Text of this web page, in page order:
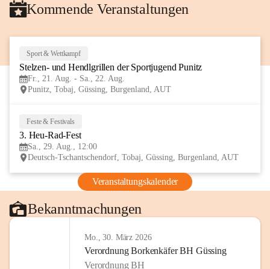
Kommende Veranstaltungen
Sport & Wettkampf
Stelzen- und Hendlgrillen der Sportjugend Punitz
Fr., 21. Aug. - Sa., 22. Aug.
Punitz, Tobaj, Güssing, Burgenland, AUT
Feste & Festivals
3. Heu-Rad-Fest
Sa., 29. Aug., 12:00
Deutsch-Tschantschendorf, Tobaj, Güssing, Burgenland, AUT
Veranstaltungskalender
Bekanntmachungen
Mo., 30. März 2026
Verordnung Borkenkäfer BH Güssing
Verordnung BH